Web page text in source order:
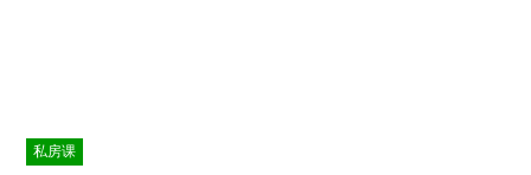
私房课